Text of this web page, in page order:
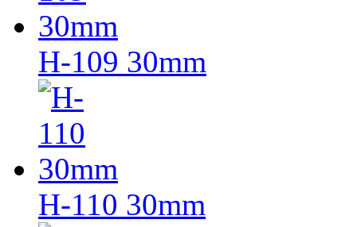
H-109 30mm
H-110 30mm